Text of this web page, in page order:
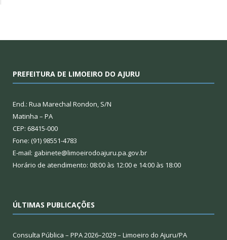
PREFEITURA DE LIMOEIRO DO AJURU
End.: Rua Marechal Rondon, S/N
Matinha – PA
CEP: 68415-000
Fone: (91) 98551-4783
E-mail: gabinete@limoeirodoajuru.pa.gov.br
Horário de atendimento: 08:00 às 12:00 e 14:00 às 18:00
ÚLTIMAS PUBLICAÇÕES
Consulta Pública – PPA 2026–2029 – Limoeiro do Ajuru/PA